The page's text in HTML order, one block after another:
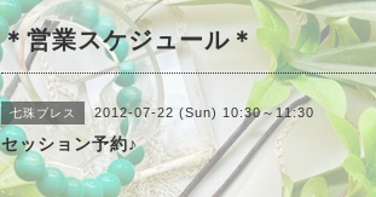
＊営業スケジュール＊
七珠ブレス 2012-07-22 (Sun) 10:30～11:30
セッション予約♪